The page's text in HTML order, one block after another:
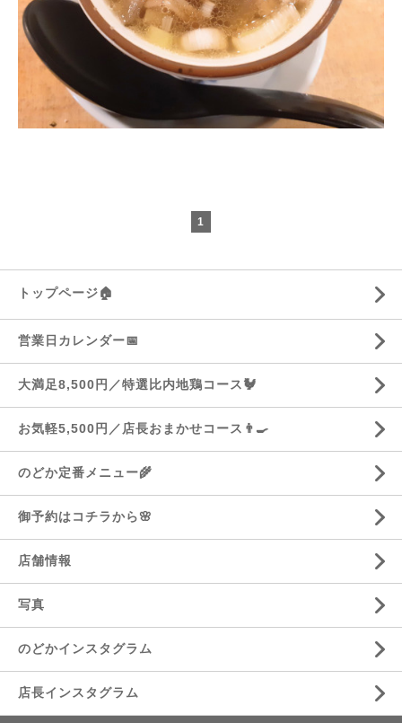
1
トップページ🏠
営業日カレンダー📅
大満足8,500円／特選比内地鶏コース🐓
お気軽5,500円／店長おまかせコース👨‍🍳
のどか定番メニュー🌾
御予約はコチラから🌸
店舗情報
写真
のどかインスタグラム
店長インスタグラム